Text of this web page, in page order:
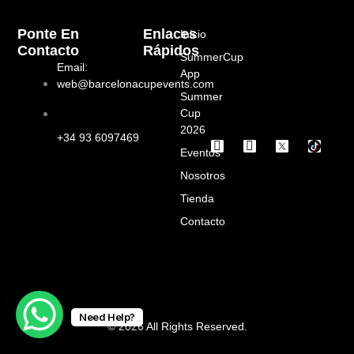
I
n
s
t
r
F
a
Enlaces
Rápidos
Inicio
SummerCup
App
Summer
Cup
2026
Eventos
Nosotros
Tienda
Contacto
Ponte En
Contacto
Email:
web@barcelonacupevents.com
+34 93 6097469
© 2026 All Rights Reserved.
Need Help?